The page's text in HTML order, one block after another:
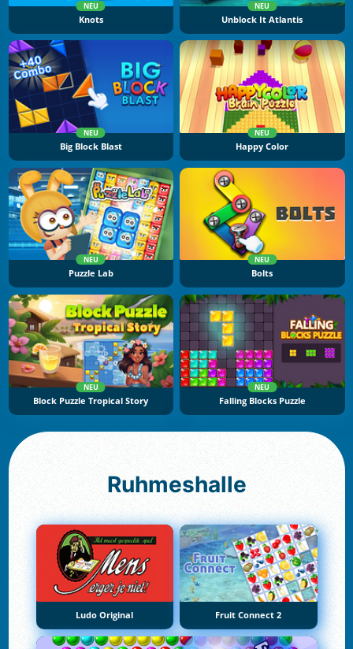
NEU
Knots
NEU
Unblock It Atlantis
NEU
Big Block Blast
NEU
Happy Color
NEU
Puzzle Lab
NEU
Bolts
NEU
Block Puzzle Tropical Story
NEU
Falling Blocks Puzzle
Ruhmeshalle
Ludo Original Fruit Connect 2